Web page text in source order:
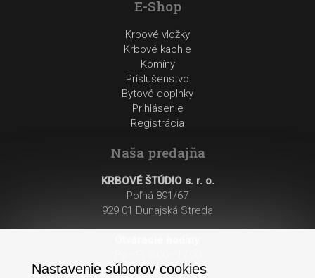
E-Shop
Krbové vložky
Krbové kachle
Komíny
Príslušenstvo
Bytové doplnky
Prihlásenie
Registrácia
Naša predajňa
KRBOVÉ ŠTÚDIO s. r. o.
Poľná 891/67
929 01 Dunajská Streda
So: 8:00 - 12:00
Nastavenie súborov cookies